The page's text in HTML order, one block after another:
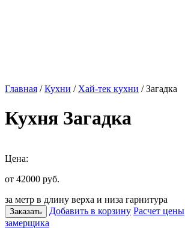
Главная /Кухни / Хай-тек кухни / Загадка
Кухня Загадка
Цена:
от 42000 руб.
за метр в длину верха и низа гарнитура
Заказать Добавить в корзину Расчет цены
замерщика